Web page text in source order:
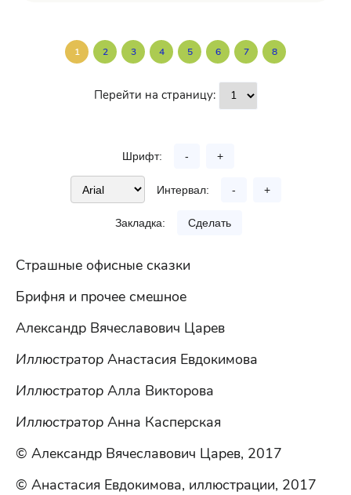
1 2 3 4 5 6 7 8
Перейти на страницу:
Шрифт: - +
Интервал: - +
Закладка: Сделать
Страшные офисные сказки
Брифня и прочее смешное
Александр Вячеславович Царев
Иллюстратор Анастасия Евдокимова
Иллюстратор Алла Викторова
Иллюстратор Анна Касперская
© Александр Вячеславович Царев, 2017
© Анастасия Евдокимова, иллюстрации, 2017